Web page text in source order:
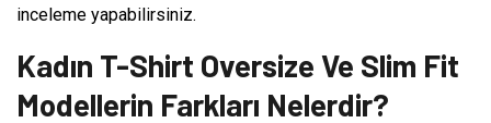
inceleme yapabilirsiniz.
Kadın T-Shirt Oversize Ve Slim Fit
Modellerin Farkları Nelerdir?